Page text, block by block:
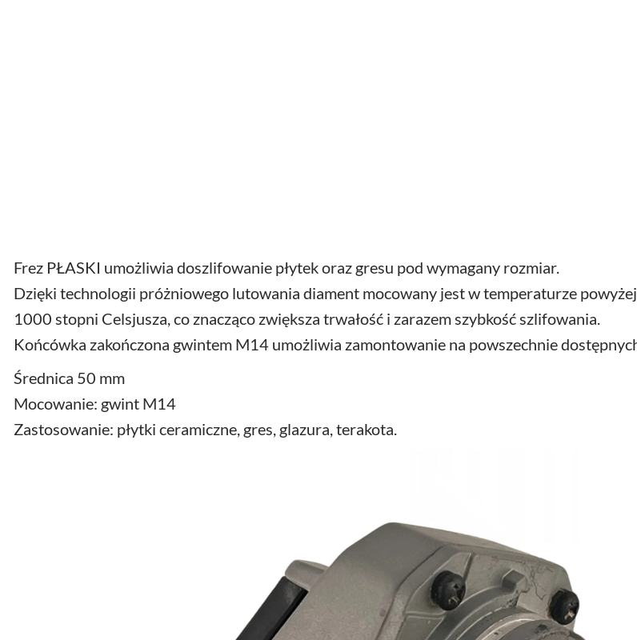
Frez PŁASKI umożliwia doszlifowanie płytek oraz gresu pod wymagany rozmiar.
Dzięki technologii próżniowego lutowania diament mocowany jest w temperaturze powyżej
1000 stopni Celsjusza, co znacząco zwiększa trwałość i zarazem szybkość szlifowania.
Końcówka zakończona gwintem M14 umożliwia zamontowanie na powszechnie
Średnica 50 mm
Mocowanie: gwint M14
Zastosowanie: płytki ceramiczne, gres, glazura, terakota.